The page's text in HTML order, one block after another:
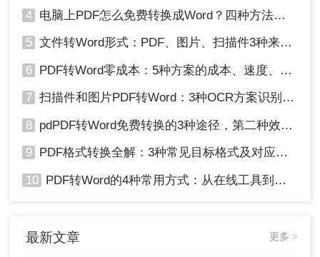
4 电脑上PDF怎么免费转换成Word？四种方法对比与实操指南（附详细表格）!
5 文件转Word形式：PDF、图片、扫描件3种来源分别怎么处理！
6 PDF转Word零成本：5种方案的成本、速度、精度对比！
7 扫描件和图片PDF转Word：3种OCR方案识别率实测！
8 pdPDF转Word免费转换的3种途径，第二种效率最高！
9 PDF格式转换全解：3种常见目标格式及对应操作方法！
10 PDF转Word的4种常用方式：从在线工具到桌面软件全梳理！
最新文章 更多 >